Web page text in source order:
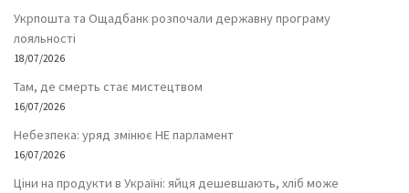
Укрпошта та Ощадбанк розпочали державну програму
лояльності
18/07/2026
Там, де смерть стає мистецтвом
16/07/2026
Небезпека: уряд змінює НЕ парламент
16/07/2026
Ціни на продукти в Україні: яйця дешевшають, хліб може